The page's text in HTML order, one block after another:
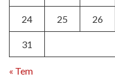
24 25 26
31
« Tem